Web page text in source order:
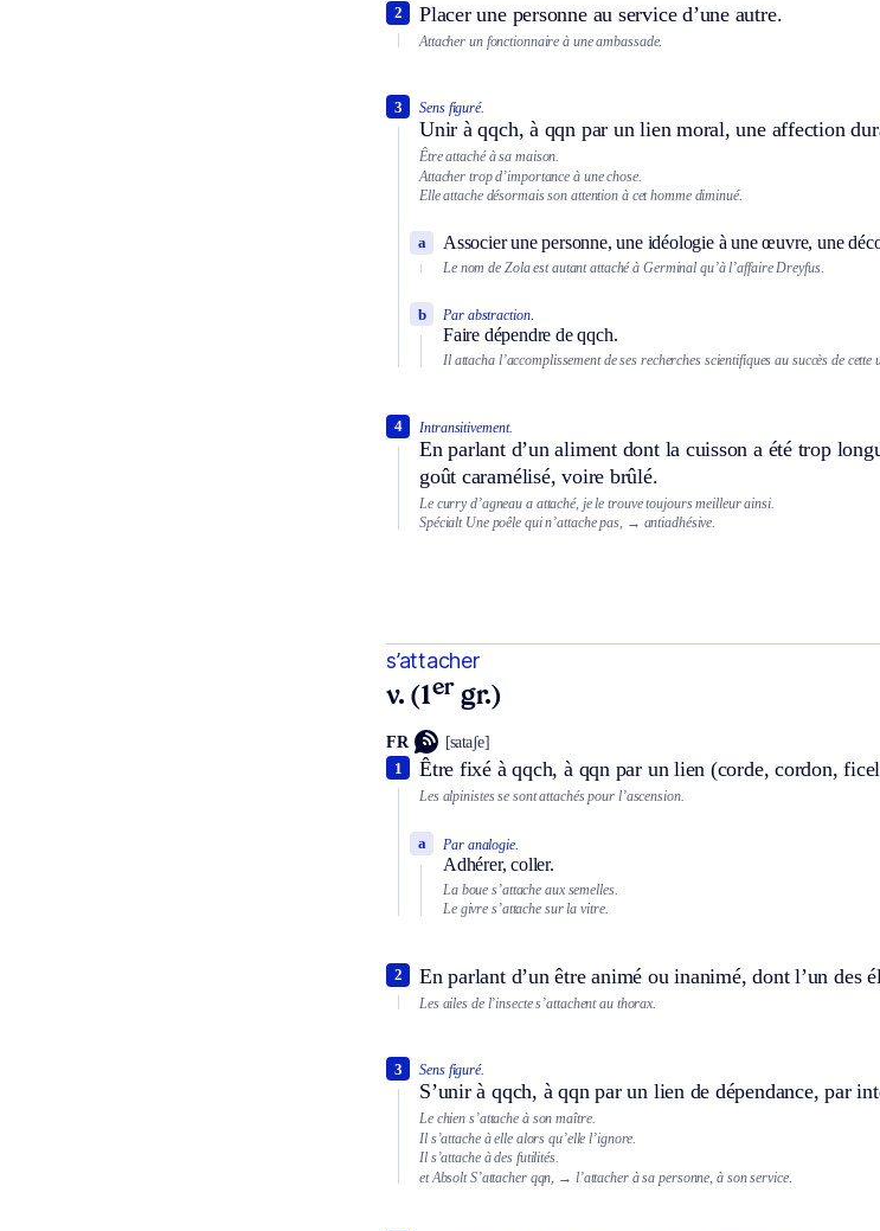
Placer une personne au service d’une autre.
2
Attacher un fonctionnaire à une ambassade.
Sens figuré.
Unir à qqch, à qqn par un lien moral, une affection
3
Être attaché à sa maison.
Attacher trop d’importance à une chose.
Elle attache désormais son attention à cet homme diminué.
Associer une personne, une idéologie à une œuvre, une
a
Le nom de Zola est autant attaché à Germinal qu’à l’affaire Dreyfus.
Par abstraction.
Faire dépendre de qqch.
b
Il attacha l’accomplissement de ses recherches scientifiques au succès de cette
Intransitivement.
En parlant d’un aliment dont la cuisson a été trop
goût caramélisé, voire brûlé.
4
Le curry d’agneau a attaché, je le trouve toujours meilleur ainsi.
Spécialt Une poêle qui n’attache pas, → antiadhésive.
s’attacher
v. (1er gr.)
FR [sataʃe]
Être fixé à qqch, à qqn par un lien (corde, cordon,
1
Les alpinistes se sont attachés pour l’ascension.
Par analogie.
Adhérer, coller.
a
La boue s’attache aux semelles.
Le givre s’attache sur la vitre.
En parlant d’un être animé ou inanimé, dont l’un des
2
Les ailes de l’insecte s’attachent au thorax.
Sens figuré.
S’unir à qqch, à qqn par un lien de dépendance, par
3
Le chien s’attache à son maître.
Il s’attache à elle alors qu’elle l’ignore.
Il s’attache à des futilités.
etAbsolt S’attacher qqn, → l’attacher à sa personne, à son service.